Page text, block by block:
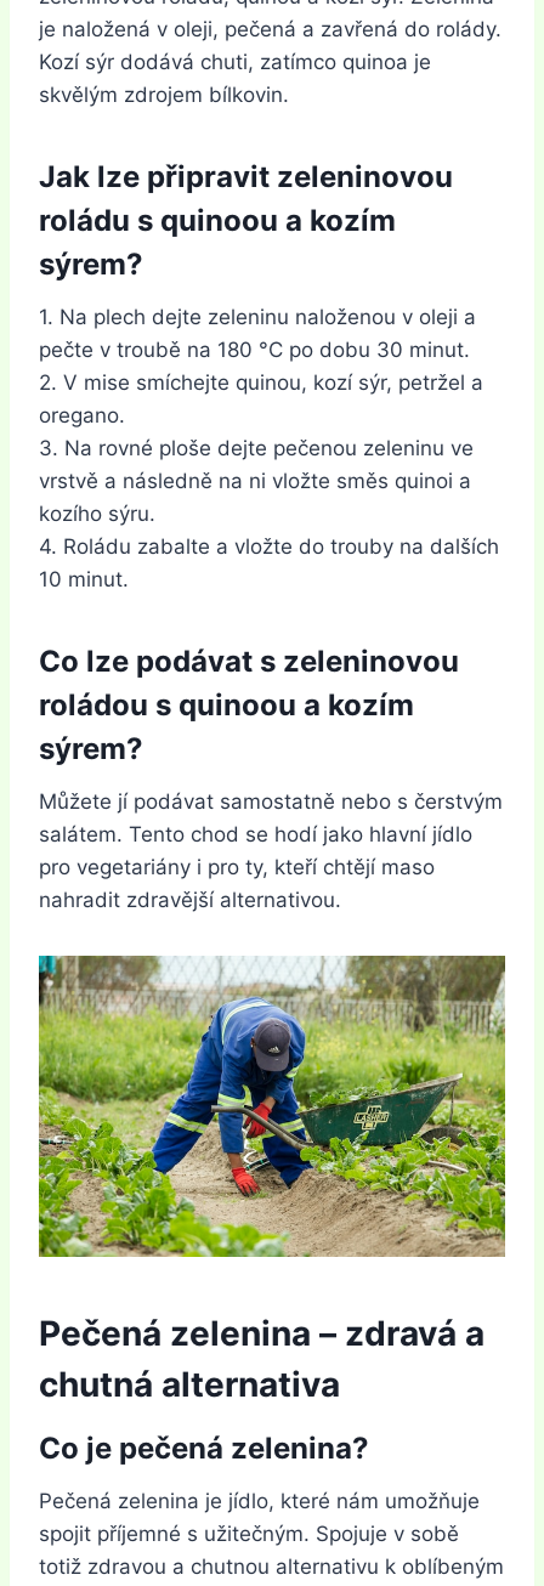
je naložená v oleji, pečená a zavřená do rolády.
Kozí sýr dodává chuti, zatímco quinoa je
skvělým zdrojem bílkovin.
Jak lze připravit zeleninovou
roládu s quinoou a kozím
sýrem?
1. Na plech dejte zeleninu naloženou v oleji a
pečte v troubě na 180 °C po dobu 30 minut.
2. V mise smíchejte quinou, kozí sýr, petržel a
oregano.
3. Na rovné ploše dejte pečenou zeleninu ve
vrstvě a následně na ni vložte směs quinoi a
kozího sýru.
4. Roládu zabalte a vložte do trouby na dalších
10 minut.
Co lze podávat s zeleninovou
roládou s quinoou a kozím
sýrem?
Můžete jí podávat samostatně nebo s čerstvým
salátem. Tento chod se hodí jako hlavní jídlo
pro vegetariány i pro ty, kteří chtějí maso
nahradit zdravější alternativou.
Pečená zelenina – zdravá a
chutná alternativa
Co je pečená zelenina?
Pečená zelenina je jídlo, které nám umožňuje
spojit příjemné s užitečným. Spojuje v sobě
totiž zdravou a chutnou alternativu k oblíbeným